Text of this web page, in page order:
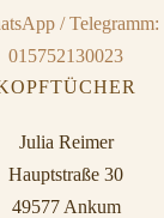
/ Telegramm:
015752130023
Julia Reimer
Hauptstraße 30
49577 Ankum